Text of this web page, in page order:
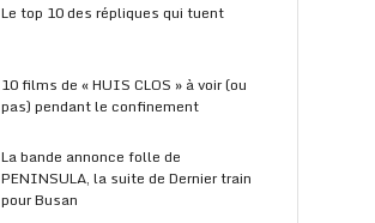
Le top 10 des répliques qui tuent
10 films de « HUIS CLOS » à voir (ou
pas) pendant le confinement
La bande annonce folle de
PENINSULA, la suite de Dernier train
pour Busan